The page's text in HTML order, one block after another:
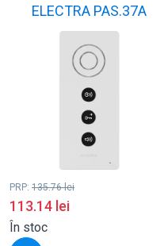
ELECTRA PAS.37A
PRP: 135.76lei
113.14 lei
În stoc